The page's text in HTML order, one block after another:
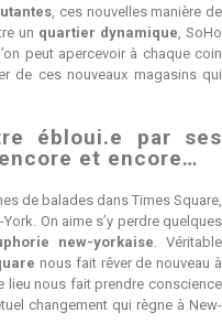
, ces nouvelles manière de
un quartier dynamique , SoHo
peut apercevoir à chaque coin
de ces nouveaux magasins qui
ébloui.e par ses
et encore…
de balades dans Times Square,
On aime s’y perdre quelques
new-yorkaise . Véritable
nous fait rêver de nouveau à
lieu nous fait prendre conscience
changement qui règne à New-